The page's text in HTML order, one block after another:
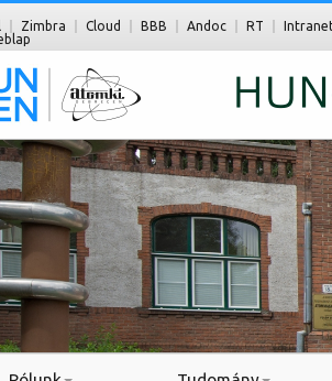
Zimbra Cloud BBB Andoc RT